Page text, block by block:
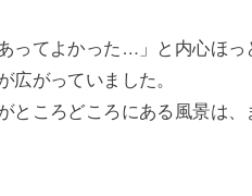
ってよかった…」と内心ほ
広がっていました。
ところどころにある風景は